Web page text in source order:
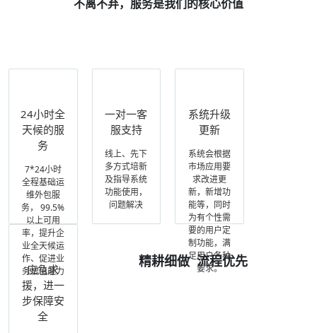
不离不弃，服务是我们的核心价值
24小时全
天候的服
务
7*24小时
全程基础运
维外包服
务， 99.5%
以上可用
率，提升企
业全天候运
作、促进业
务增值能力
一对一客
服支持
线上、先下
多方式培新
及指导系统
功能使用，
问题解决
系统升级
更新
系统会根据
市场应用要
求改进更
新，新增功
能等，同时
为有个性需
要的用户定
制功能，满
足用户各种
要求。
应急求
援，进一
步保障安
全
精耕细做 流程优先